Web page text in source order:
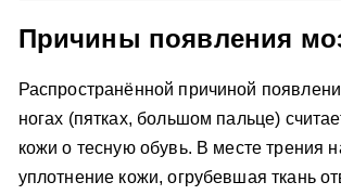
Причины появления
Распространённой причиной
ногах (пятках, большом пальце)
кожи о тесную обувь. В месте трения
уплотнение кожи, огрубевшая ткань